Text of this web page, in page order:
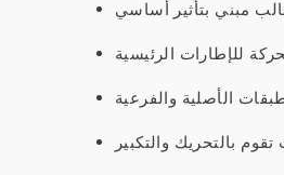
للإطارات الرئيسية
الأصلية والفرعية
بالتحريك والتكبير